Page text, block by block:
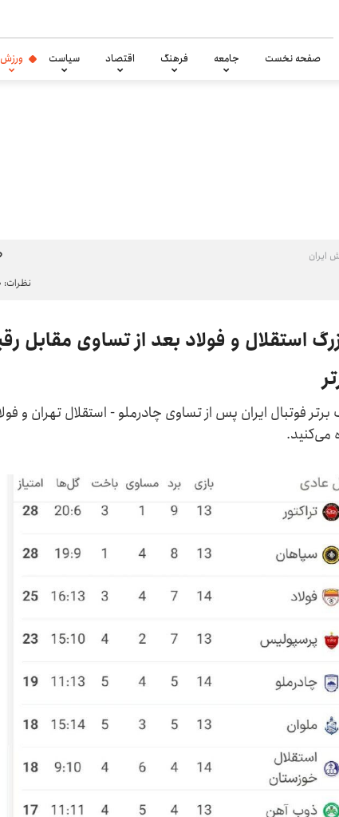
صفحه نخست جامعه فرهنگ اقتصاد سیاست ورزش
ایران
نظرات: ۰
استقلال و فولاد بعد از تساوی مقابل
فوتبال ایران پس از تساوی چادرملو - استقلال تهران و
می‌کنید.